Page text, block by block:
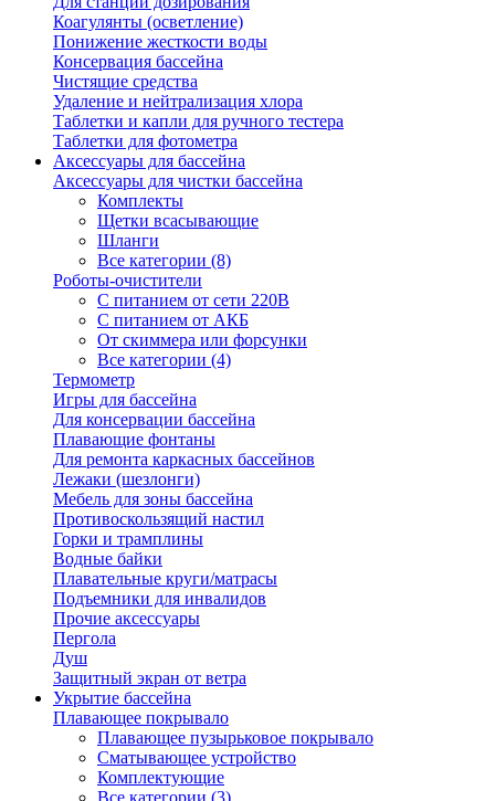
Коагулянты (осветление)
Понижение жесткости воды
Консервация бассейна
Чистящие средства
Удаление и нейтрализация хлора
Таблетки и капли для ручного тестера
Таблетки для фотометра
Аксессуары для бассейна
Аксессуары для чистки бассейна
Комплекты
Щетки всасывающие
Шланги
Все категории (8)
Роботы-очистители
С питанием от сети 220В
С питанием от АКБ
От скиммера или форсунки
Все категории (4)
Термометр
Игры для бассейна
Для консервации бассейна
Плавающие фонтаны
Для ремонта каркасных бассейнов
Лежаки (шезлонги)
Мебель для зоны бассейна
Противоскользящий настил
Горки и трамплины
Водные байки
Плавательные круги/матрасы
Подъемники для инвалидов
Прочие аксессуары
Пергола
Душ
Защитный экран от ветра
Укрытие бассейна
Плавающее покрывало
Плавающее пузырьковое покрывало
Сматывающее устройство
Комплектующие
Все категории (3)